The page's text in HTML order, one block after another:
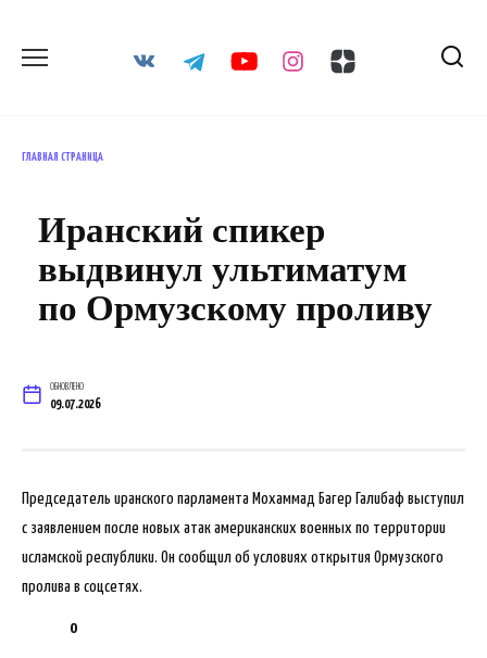
содержанию
ГЛАВНАЯ СТРАНИЦА
Иранский спикер
выдвинул ультиматум
по Ормузскому проливу
ОБНОВЛЕНО
09.07.2026
Председатель иранского парламента Мохаммад Багер Галибаф выступил
с заявлением после новых атак американских военных по территории
исламской республики. Он сообщил об условиях открытия Ормузского
пролива в соцсетях.
0